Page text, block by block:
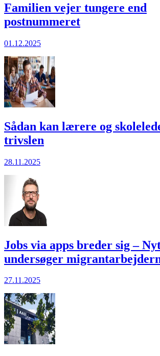
Familien vejer tungere end
postnummeret
01.12.2025
Sådan kan lærere og
trivslen
28.11.2025
Jobs via apps breder sig –
undersøger
27.11.2025